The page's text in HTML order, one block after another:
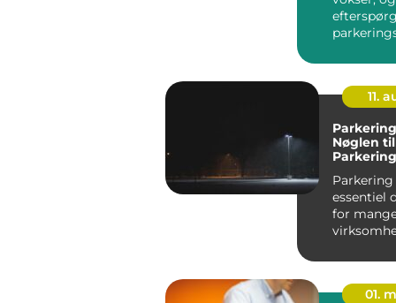
11.
Nøglen
Parkering
essentiel
for
om at
01.